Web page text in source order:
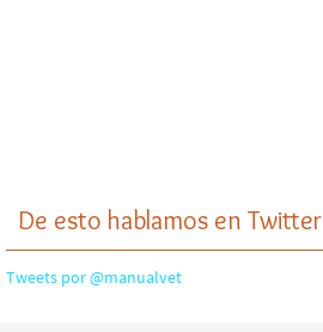
De esto hablamos en Twitter
Tweets por @manualvet